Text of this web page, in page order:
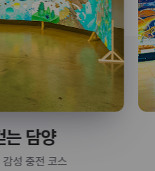
는 담양
성 충전 코스